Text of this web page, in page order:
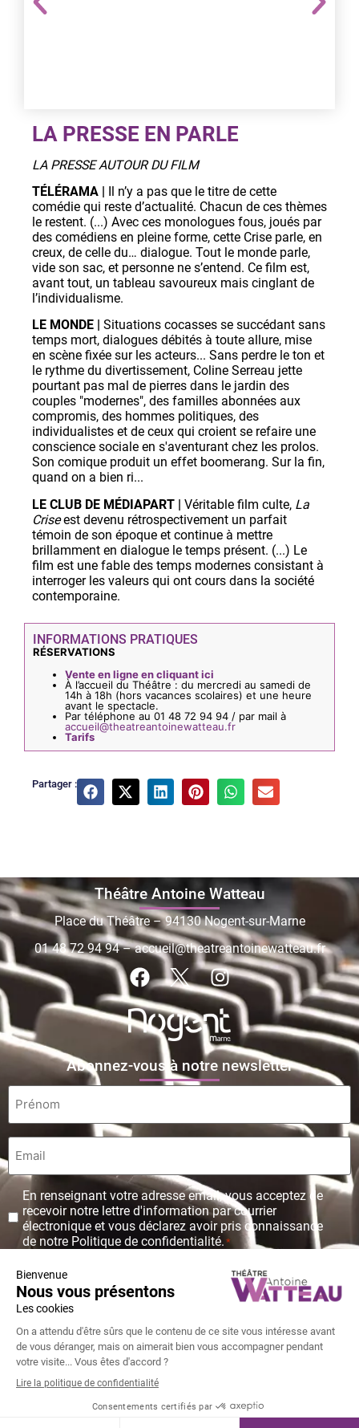
LA PRESSE EN PARLE
LA PRESSE AUTOUR DU FILM
TÉLÉRAMA | Il n’y a pas que le titre de cette
comédie qui reste d’actualité. Chacun de ces thèmes
le restent. (...) Avec ces monologues fous, joués par
des comédiens en pleine forme, cette Crise parle, en
creux, de celle du… dialogue. Tout le monde parle,
vide son sac, et personne ne s’entend. Ce film est,
avant tout, un tableau savoureux mais cinglant de
l’individualisme.
LE MONDE |
Situations cocasses se succédant sans
temps mort, dialogues débités à toute allure, mise
en scène fixée sur les acteurs... Sans perdre le ton et
le rythme du divertissement, Coline Serreau jette
pourtant pas mal de pierres dans le jardin des
couples "modernes", des familles abonnées aux
compromis, des hommes politiques, des
individualistes et de ceux qui croient se refaire une
conscience sociale en s'aventurant chez les prolos.
Son comique produit un effet boomerang. Sur la fin,
quand on a bien ri...
LE CLUB DE MÉDIAPART | Véritable film culte, La
Criseest devenu rétrospectivement un parfait
témoin de son époque et continue à mettre
brillamment en dialogue le temps présent. (...) Le
film est une fable des temps modernes consistant à
interroger les valeurs qui ont cours dans la société
contemporaine.
INFORMATIONS PRATIQUES
RÉSERVATIONS
Vente en ligne en cliquant ici
À l’accueil du Théâtre : du mercredi au samedi de
14h à 18h (hors vacances scolaires) et une heure
avant le spectacle.
Par téléphone au 01 48 72 94 94 / par mail à
accueil@theatreantoinewatteau.fr
Tarifs
Partager :
Théâtre Antoine Watteau
Place du Théâtre – 94130 Nogent-sur-Marne
01 48 72 94 94–accueil@theatreantoinewatteau.fr
Abonnez-vous à notre newsletter
Prénom
Email
Protection
des
données
personnelles
En renseignant votre adresse email, vous acceptez de
recevoir notre lettre d'information par courrier
électronique et vous déclarez avoir pris connaissance
de notre Politique de confidentialité. *
© Copyright Théâtre Antoine Watteau 2026 - Tous droits réservés